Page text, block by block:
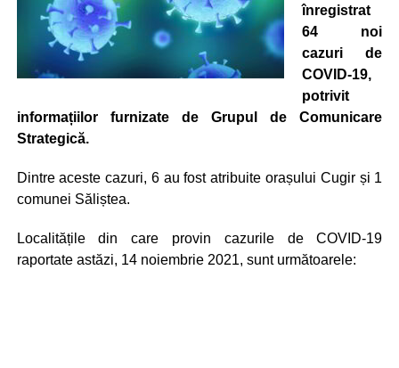
înregistrat
64 noi
cazuri de
COVID-19,
potrivit
informațiilor furnizate de Grupul de Comunicare
Strategică.
Dintre aceste cazuri, 6 au fost atribuite orașului Cugir și 1
comunei Săliștea.
Localitățile din care provin cazurile de COVID-19
raportate astăzi, 14 noiembrie 2021, sunt următoarele: